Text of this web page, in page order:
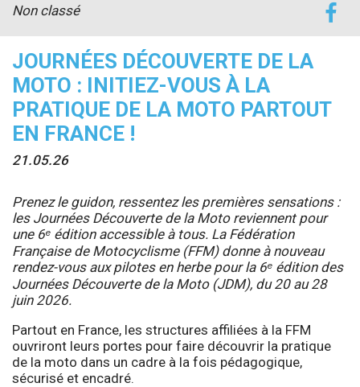
JOURNÉES DÉCOUVERTE DE LA
MOTO : INITIEZ-VOUS À LA
PRATIQUE DE LA MOTO PARTOUT
EN FRANCE !
21.05.26
Non classé
Prenez le guidon, ressentez les premières sensations :
les Journées Découverte de la Moto reviennent pour
une 6ᵉ édition accessible à tous. La Fédération
Française de Motocyclisme (FFM) donne à nouveau
rendez-vous aux pilotes en herbe pour la 6ᵉ édition des
Journées Découverte de la Moto (JDM), du 20 au 28
juin 2026.
Partout en France, les structures affiliées à la FFM
ouvriront leurs portes pour faire découvrir la pratique
de la moto dans un cadre à la fois pédagogique,
sécurisé et encadré.